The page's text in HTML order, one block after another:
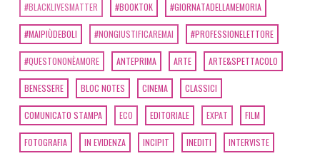
#BLACKLIVESMATTER #BOOKTOK #GIORNATADELLAMEMORIA
#MAIPIÙDEBOLI #NONGIUSTIFICAREMAI #PROFESSIONELETTORE
#QUESTONONÈAMORE ANTEPRIMA ARTE ARTE&SPETTACOLO
BENESSERE BLOC NOTES CINEMA CLASSICI
COMUNICATO STAMPA ECO EDITORIALE EXPAT FILM
FOTOGRAFIA IN EVIDENZA INCIPIT INEDITI INTERVISTE